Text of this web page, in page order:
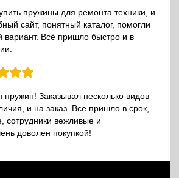
пружины для ремонта техники, и
сайт, понятный каталог, помогли
вариант. Всё пришло быстро и в
Заказывал несколько видов
и на заказ. Все пришло в срок,
сотрудники вежливые и
доволен покупкой!